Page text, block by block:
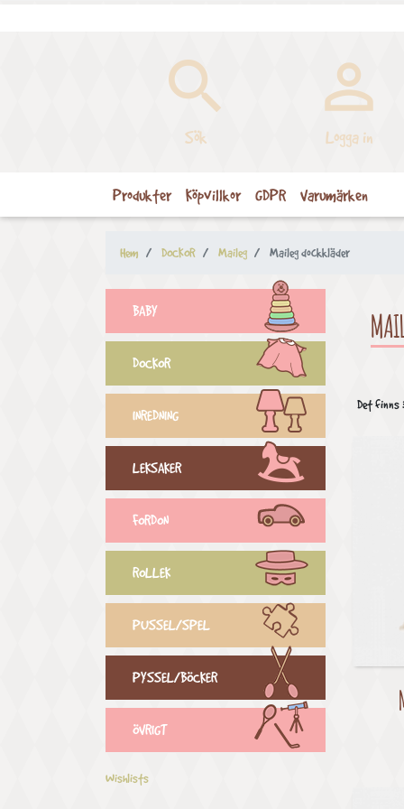

Sök

Logga in
Produkter Köpvillkor GDPR Varumärken
Hem DOCKOR Maileg Maileg dockkläder
BABY
DOCKOR
INREDNING
LEKSAKER
FORDON
ROLLEK
PUSSEL/SPEL
PYSSEL/BÖCKER
ÖVRIGT
Wishlists
Det finns